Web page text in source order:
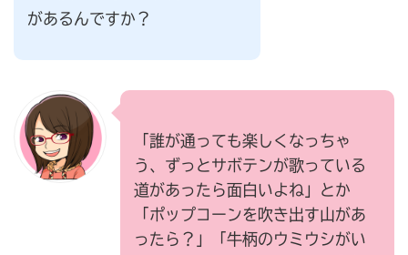
があるんですか？
「誰が通っても楽しくなっちゃ
う、ずっとサボテンが歌っている
道があったら面白いよね」とか
「ポップコーンを吹き出す山があ
ったら？」「牛柄のウミウシがい